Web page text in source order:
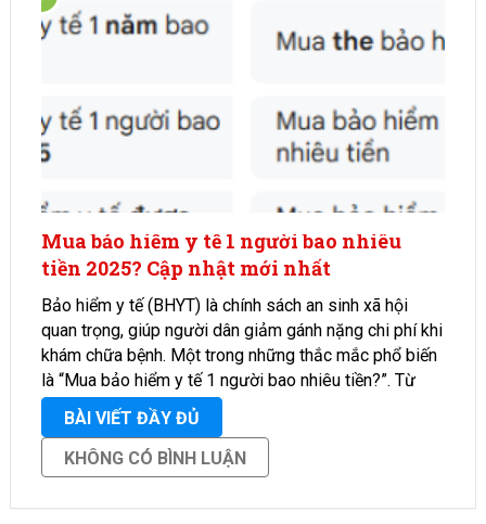
Mua bảo hiểm y tế 1 người bao nhiêu
tiền 2025? Cập nhật mới nhất
Bảo hiểm y tế (BHYT) là chính sách an sinh xã hội
quan trọng, giúp người dân giảm gánh nặng chi phí khi
khám chữa bệnh. Một trong những thắc mắc phổ biến
là “Mua bảo hiểm y tế 1 người bao nhiêu tiền?”. Từ
ngày …
BÀI VIẾT ĐẦY ĐỦ
KHÔNG CÓ BÌNH LUẬN